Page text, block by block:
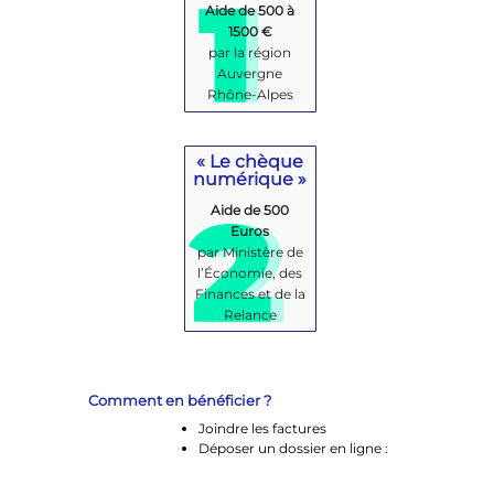
Aide de 500 à
1500 €
par la région
Auvergne
Rhône-Alpes
« Le chèque
numérique »
Aide de 500
Euros
par Ministère de
l’Économie, des
Finances et de la
Relance
Comment en bénéficier ?
Joindre les factures
Déposer un dossier en ligne :